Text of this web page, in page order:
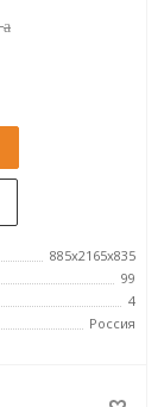
885x2165x835
99
4
Россия